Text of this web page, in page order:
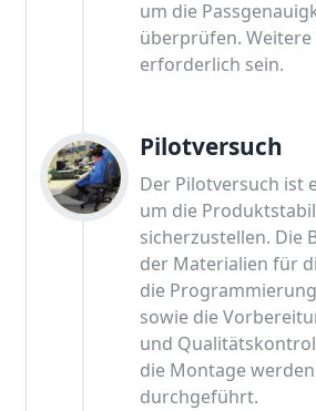
um die
überprüfen. Weitere
erforderlich sein.
Pilotversuch
Der Pilotversuch ist
um die
sicherzustellen. Die
der Materialien für
die
sowie die
und
die Montage werden
durchgeführt.